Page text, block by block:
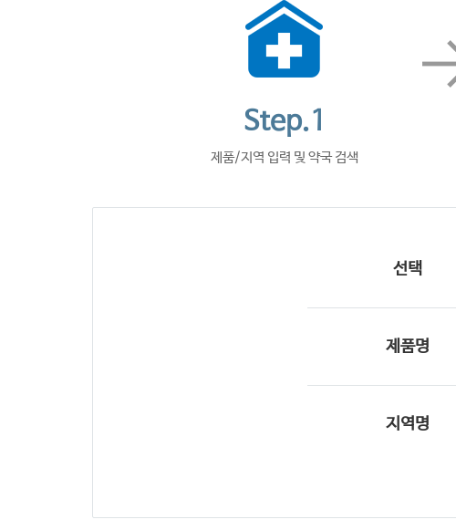
Step.1
제품/지역 입력 및 약국 검색
선택
제품명
지역명